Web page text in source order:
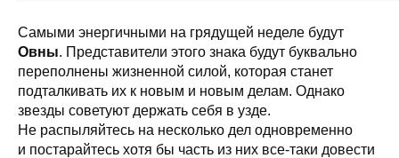
Самыми энергичными на грядущей неделе будут
Овны. Представители этого знака будут буквально
переполнены жизненной силой, которая станет
подталкивать их к новым и новым делам. Однако
звезды советуют держать себя в узде.
Не распыляйтесь на несколько дел одновременно
и постарайтесь хотя бы часть из них все-таки довести